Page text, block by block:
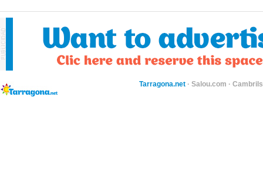
Tarragona.net · Salou.com ·